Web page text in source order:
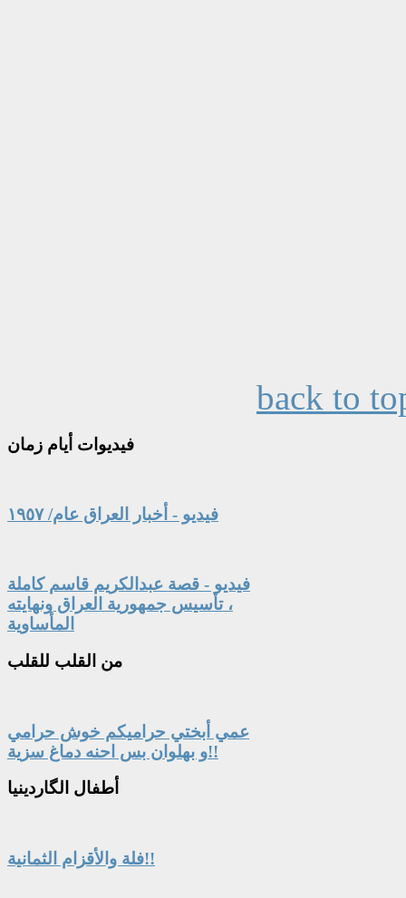
back to
فيديوات أيام زمان
فيديو - أخبار العراق عام/ ١٩٥٧
فيديو - قصة عبدالكريم قاسم كاملة
، تأسيس جمهورية العراق ونهايته
المأساوية
من القلب للقلب
عمي أبختي حراميكم خوش حرامي
و بهلوان بس احنه دماغ سزية!!
أطفال الگاردينيا
فلة والأقزام الثمانية!!